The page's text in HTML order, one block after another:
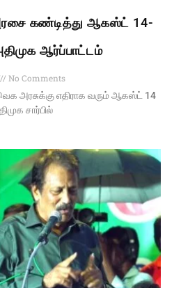
கண்டித்து ஆகஸ்ட் 14-
ஆர்ப்பாட்டம்
No Comments
அரசுக்கு எதிராக வரும் ஆகஸ்ட் 14
சார்பில்